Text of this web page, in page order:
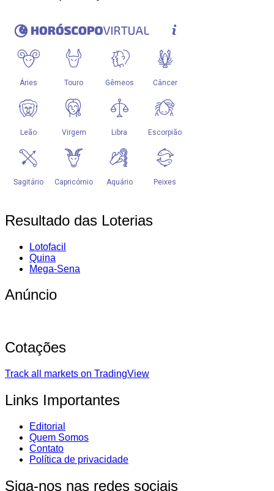
Resultado das Loterias
Lotofacil
Quina
Mega-Sena
Anúncio
Cotações
Track all markets on TradingView
Links Importantes
Editorial
Quem Somos
Contato
Política de privacidade
Siga-nos nas redes sociais